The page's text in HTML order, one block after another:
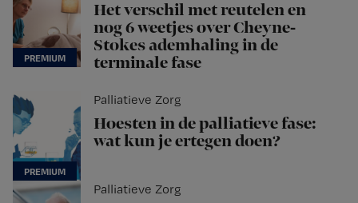
Het verschil met reutelen en
nog 6 weetjes over Cheyne-
Stokes ademhaling in de
terminale fase
Palliatieve Zorg
Hoesten in de palliatieve fase:
wat kun je ertegen doen?
Palliatieve Zorg